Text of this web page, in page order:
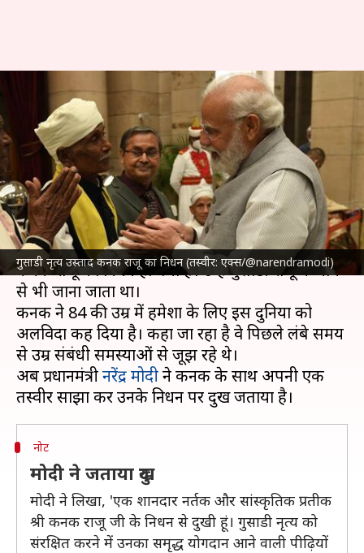
गुसाडी नृत्य उस्ताद कनक राजू का निधन (तस्वीर: एक्स/@narendramodi)
गुसाडी नृत्य उस्ताद कनक राजू का
निधन, प्रधानमंत्री नरेंद्र मोदी ने जताया
शोक
दीक्षा शर्मा Oct 26, 2024 02:09 pm
क्या है खबर?
गुसाडी लोक नृत्य गुरु औरपद्मश्रीपुरस्कार से सम्मानित
कनक राजू का निधन हो गया है। उन्हें गुसाडी राजू के नाम
से भी जाना जाता था।
कनक ने 84 की उम्र में हमेशा के लिए इस दुनिया को
अलविदा कह दिया है। कहा जा रहा है वे पिछले लंबे समय
से उम्र संबंधी समस्याओं से जूझ रहे थे।
अब प्रधानमंत्रीनरेंद्र मोदीने कनक के साथ अपनी एक
नोट
मोदी ने जताया दुख
मोदी ने लिखा, 'एक शानदार नर्तक और सांस्कृतिक प्रतीक
श्री कनक राजू जी के निधन से दुखी हूं। गुसाडी नृत्य को
संरक्षित करने में उनका समृद्ध योगदान आने वाली पीढ़ियों